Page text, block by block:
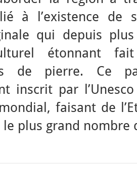
à l’existence de
qui depuis
étonnant
de pierre. Ce
inscrit par
faisant de
plus grand nombre